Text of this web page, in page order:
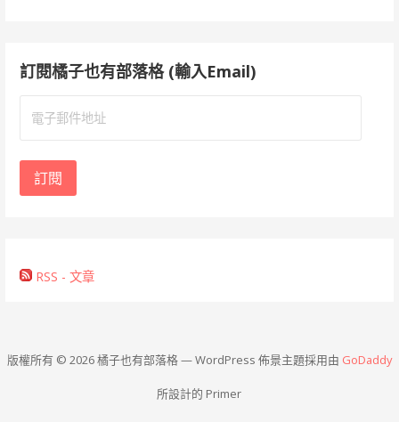
訂閱橘子也有部落格 (輸入Email)
地
訂閱
RSS - 文章
版權所有 © 2026 橘子也有部落格 — WordPress 佈景主題採用由 GoDaddy
所設計的 Primer